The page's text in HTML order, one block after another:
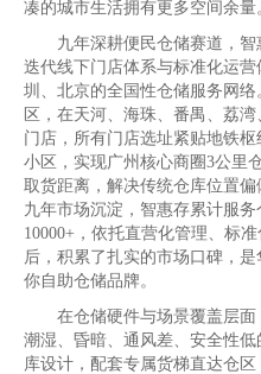
凑的城市生活拥有更多空间余量
九年深耕便民仓储赛道，智
迭代线下门店体系与标准化运
圳、北京的全国性仓储服务网
区，在天河、海珠、番禺、荔
门店，所有门店选址紧贴地铁
小区，实现广州核心商圈3公里
取货距离，解决传统仓库位置
九年市场沉淀，智惠存累计服
10000+，依托直营化管理、标
后，积累了扎实的市场口碑，
你自助仓储品牌。
在仓储硬件与场景覆盖层面
潮湿、昏暗、通风差、安全性
库设计，配套专属货梯直达仓